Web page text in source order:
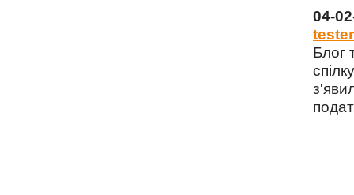
04-
tester
Блог